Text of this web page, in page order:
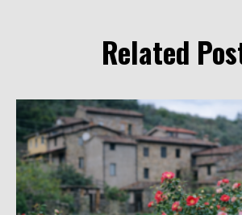
Related